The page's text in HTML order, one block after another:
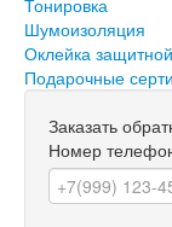
Тонировка
Шумоизоляция
Оклейка
Подарочные
Заказать
Номер